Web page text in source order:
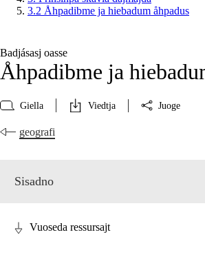
3.2 Åhpadibme ja hiebadum åhpadus
Badjásasj oasse
Åhpadibme ja
Giella Viedtja Juoge
geografi
Sisadno
Vuoseda ressursajt